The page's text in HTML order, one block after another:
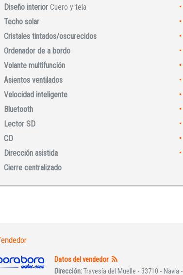
Diseño interior Cuero y tela
Techo solar
Cristales tintados/oscurecidos
Ordenador de a bordo
Volante multifunción
Asientos ventilados
Velocidad inteligente
Bluetooth
Lector SD
CD
Dirección asistida
Cierre centralizado
Datos del vendedor
Dirección:Travesía del Muelle - 33710 - Navia